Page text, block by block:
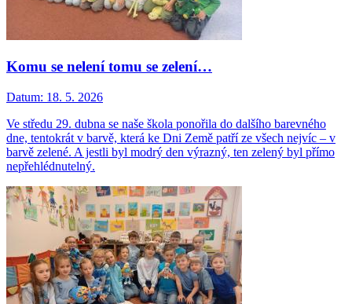
Komu se nelení tomu se zelení…
Datum: 18. 5. 2026
Ve středu 29. dubna se naše škola ponořila do dalšího barevného
dne, tentokrát v barvě, která ke Dni Země patří ze všech nejvíc – v
barvě zelené. A jestli byl modrý den výrazný, ten zelený byl přímo
nepřehlédnutelný.